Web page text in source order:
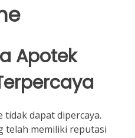
Apotek
dapat dipercaya.
telah memiliki reputasi